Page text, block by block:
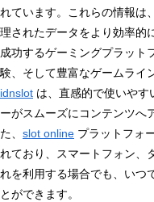
れています。これらの情報は
理されたデータをより効率的
成功するゲーミングプラット
験、そして豊富なゲームライ
idnslot は、直感的で使いやす
ーがスムーズにコンテンツへ
た、 slot online プラットフォ
れており、スマートフォン、
れを利用する場合でも、いつ
とができます。